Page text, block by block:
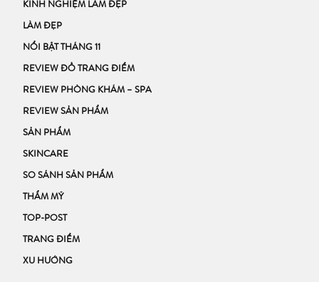
KINH NGHIỆM LÀM ĐẸP
LÀM ĐẸP
NỔI BẬT THÁNG 11
REVIEW ĐỒ TRANG ĐIỂM
REVIEW PHÒNG KHÁM – SPA
REVIEW SẢN PHẨM
SẢN PHẨM
SKINCARE
SO SÁNH SẢN PHẨM
THẨM MỸ
TOP-POST
TRANG ĐIỂM
XU HƯỚNG